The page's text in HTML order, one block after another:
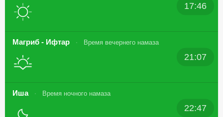
17:46
Магриб - Ифтар Время вечернего намаза
21:07
Иша Время ночного намаза
22:47